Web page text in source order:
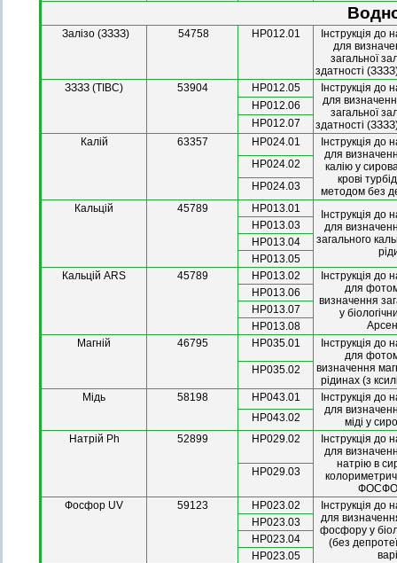
Залізо (ЗЗЗЗ) 54758 HP012.01
Інструкція до
для
загальної
здатності
ЗЗЗЗ (TIBC)
53904 НР012.05
Інструкція до
для
загальної
здатності
НР012.06
НР012.07
Калій
63357 HP024.01
Інструкція до
для
калію у
крові
методом без
HP024.02
HP024.03
Кальцій
45789 НР013.01
Інструкція до
для
загального
НР013.03
НР013.04
НР013.05
Кальцій ARS
45789 НР013.02
Інструкція до
для
визначення
у
HP013.06
HP013.07
HP013.08
Магній
46795 HP035.01
Інструкція до
для
визначення
рідинах (з
HP035.02
Мідь 58198 НР043.01
Інструкція до
для
міді у
НР043.02
Натрій Ph
52899 НР029.02
Інструкція до
для
натрію в
НР029.03
Фосфор UV 59123 HP023.02
Інструкція до
для
фосфору у
(без
HP023.03
HP023.04
HP023.05